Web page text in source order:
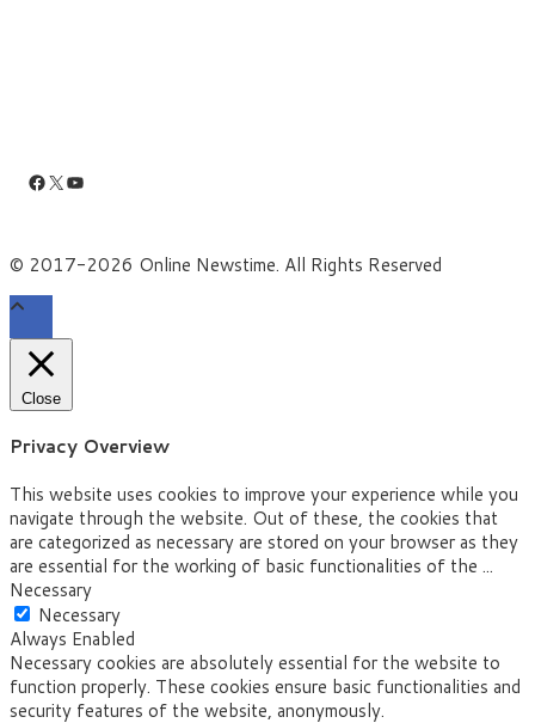
Facebook
X YouTube
© 2017-2026 Online Newstime. All Rights Reserved
Close
Privacy Overview
This website uses cookies to improve your experience while you
navigate through the website. Out of these, the cookies that
are categorized as necessary are stored on your browser as they
are essential for the working of basic functionalities of the ...
Necessary
Necessary
Always Enabled
Necessary cookies are absolutely essential for the website to
function properly. These cookies ensure basic functionalities and
security features of the website, anonymously.